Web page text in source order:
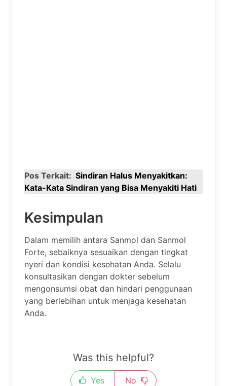
Pos Terkait: Sindiran Halus Menyakitkan:
Kata-Kata Sindiran yang Bisa Menyakiti Hati
Kesimpulan
Dalam memilih antara Sanmol dan Sanmol
Forte, sebaiknya sesuaikan dengan tingkat
nyeri dan kondisi kesehatan Anda. Selalu
konsultasikan dengan dokter sebelum
mengonsumsi obat dan hindari penggunaan
yang berlebihan untuk menjaga kesehatan
Anda.
Was this helpful?
Yes No